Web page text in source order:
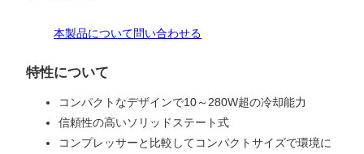
本製品について問い合わせる
特性について
コンパクトなデザインで10～280W超の冷却能力
信頼性の高いソリッドステート式
コンプレッサーと比較してコンパクトサイズで環境に